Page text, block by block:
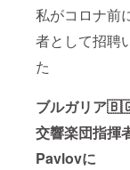
私がコロナ前
者として招聘
た
ブルガリア
交響楽団指揮
Pavlovに